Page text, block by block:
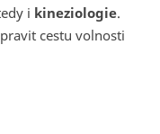
i kineziologie.
cestu volnosti